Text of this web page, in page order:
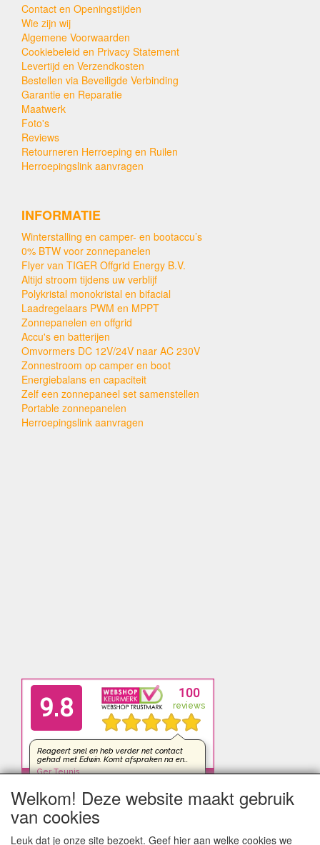
Contact en Openingstijden
Wie zijn wij
Algemene Voorwaarden
Cookiebeleid en Privacy Statement
Levertijd en Verzendkosten
Bestellen via Beveiligde Verbinding
Garantie en Reparatie
Maatwerk
Foto's
Reviews
Retourneren Herroeping en Ruilen
Herroepingslink aanvragen
INFORMATIE
Winterstalling en camper- en bootaccu’s
0% BTW voor zonnepanelen
Flyer van TIGER Offgrid Energy B.V.
Altijd stroom tijdens uw verblijf
Polykristal monokristal en bifacial
Laadregelaars PWM en MPPT
Zonnepanelen en offgrid
Accu's en batterijen
Omvormers DC 12V/24V naar AC 230V
Zonnestroom op camper en boot
Energiebalans en capaciteit
Zelf een zonnepaneel set samenstellen
Portable zonnepanelen
Herroepingslink aanvragen
Welkom! Deze website maakt gebruik
van cookies
Leuk dat je onze site bezoekt. Geef hier aan welke cookies we